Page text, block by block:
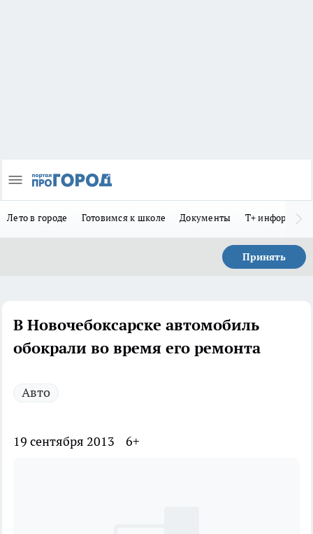
Лето в городе Готовимся к школе Документы Т+
Принять
В Новочебоксарске автомобиль
обокрали во время его ремонта
Авто
19 сентября 2013 6+